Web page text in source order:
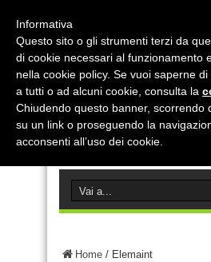
Home / Elemaint
Informativa
Questo sito o gli strumenti terzi da
di cookie necessari al funzionamento
nella cookie policy. Se vuoi saperne
a tutti o ad alcuni cookie, consulta la
Chiudendo questo banner, scorrendo
su un link o proseguendo la
acconsenti all’uso dei cookie.